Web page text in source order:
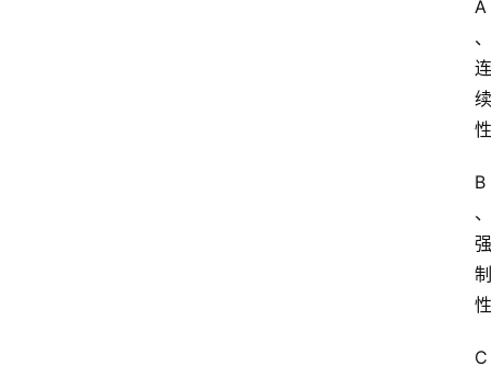
A
、
连
续
性
B
、
强
制
性
C